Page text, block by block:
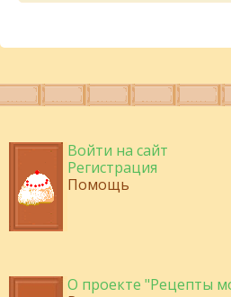
Войти на сайт
Регистрация
Помощь
О проекте "Рецепты